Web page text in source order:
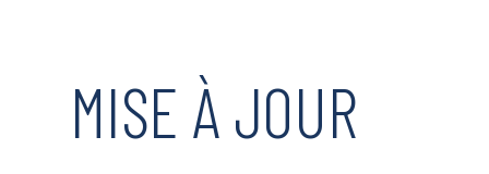
MISE À JOUR